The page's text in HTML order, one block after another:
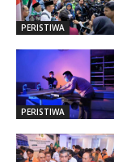
PERISTIWA
PERISTIWA